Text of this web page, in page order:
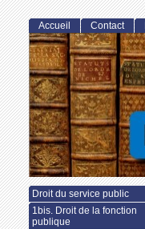
Accueil Contact
Droit du service public
1bis. Droit de la fonction
publique